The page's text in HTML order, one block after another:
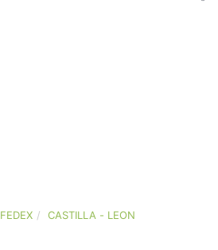
FEDEX CASTILLA - LEON